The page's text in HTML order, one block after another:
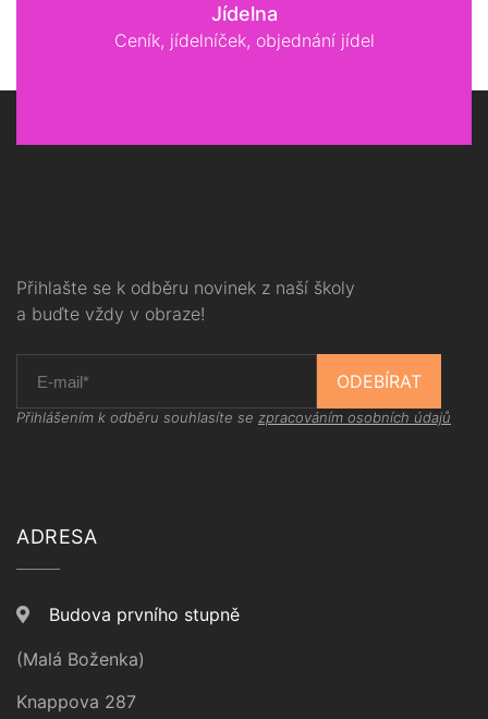
Jídelna
Ceník, jídelníček, objednání jídel
Přihlašte se k odběru novinek z naší školy
a buďte vždy v obraze!
ODEBÍRAT
Přihlášením k odběru souhlasíte se zpracováním osobních údajů
ADRESA
Budova prvního stupně
(Malá Boženka)
Knappova 287